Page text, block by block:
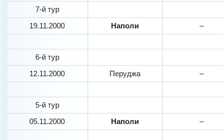
7-й тур
19.11.2000
Наполи –
6-й тур
12.11.2000
Перуджа –
5-й тур
05.11.2000
Наполи –